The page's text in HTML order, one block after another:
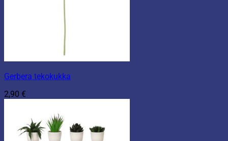
Gerbera tekokukka
2,90 €